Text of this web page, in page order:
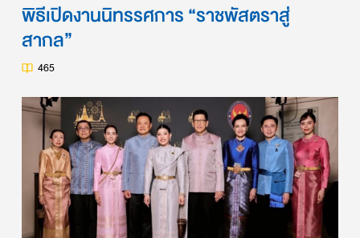
พิธีเปิดงานนิทรรศการ “ราชพัสตราสู่
สากล”
465